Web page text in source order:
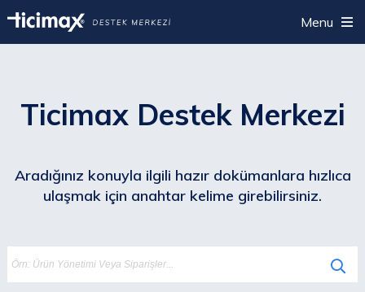
Menu
Ticimax Destek Merkezi
Aradığınız konuyla ilgili hazır dokümanlara hızlıca
ulaşmak için anahtar kelime girebilirsiniz.